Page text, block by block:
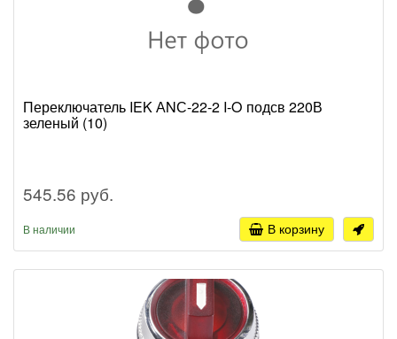
Переключатель IEK АNС-22-2 I-O подсв 220В
зеленый (10)
545.56 руб.
В наличии В корзину